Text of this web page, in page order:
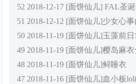
52 2018-12-17 [面饼仙儿] FAL圣诞
51 2018-12-12 [面饼仙儿]少女心
50 2018-11-19 [面饼仙儿]玉藻前日
49 2018-11-19 [面饼仙儿]樱岛麻
48 2018-11-19 [面饼仙儿]鲟睡衣
47 2018-11-16 [面饼仙儿]血小板